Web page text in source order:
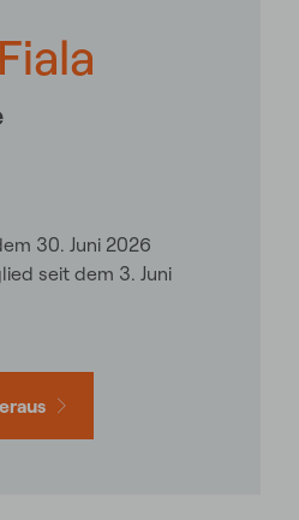
30. Juni 2026
seit dem 3. Juni